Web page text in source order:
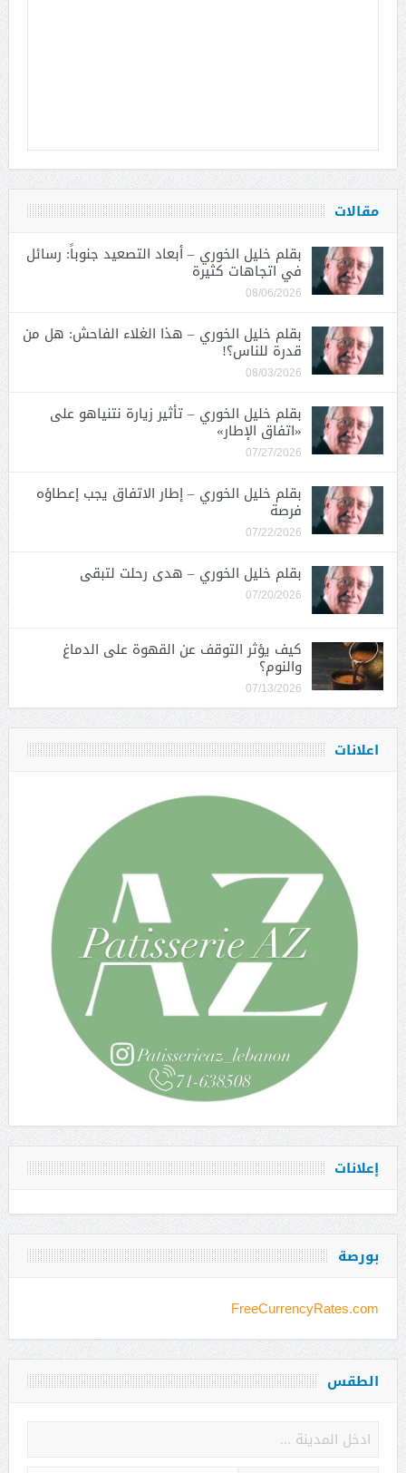
مقالات
بقلم خليل الخوري – أبعاد التصعيد جنوباً: رسائل
في اتجاهات كثيرة
08/06/2026
بقلم خليل الخوري – هذا الغلاء الفاحش: هل من
قدرة للناس؟!
08/03/2026
بقلم خليل الخوري – تأثير زيارة نتنياهو على
«اتفاق الإطار»
07/27/2026
بقلم خليل الخوري – إطار الاتفاق يجب إعطاؤه
فرصة
07/22/2026
بقلم خليل الخوري – هدى رحلت لتبقى
07/20/2026
كيف يؤثر التوقف عن القهوة على الدماغ
والنوم؟
07/13/2026
اعلانات
إعلانات
بورصة
FreeCurrencyRates.com
الطقس